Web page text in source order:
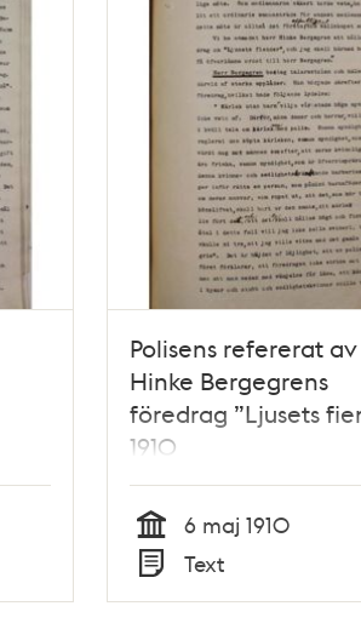
Polisens refererat av
Hinke Bergegrens
föredrag ”Ljusets
1910
Tid
6 maj 1910
Typ
Text